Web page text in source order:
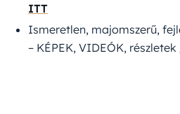
ITT
Ismeretlen, majomszerű,
– KÉPEK, VIDEÓK, részletek